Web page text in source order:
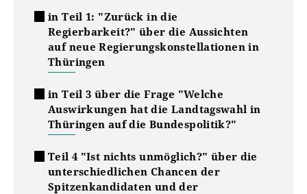
in Teil 1: "Zurück in die
Regierbarkeit?" über die Aussichten
auf neue Regierungskonstellationen in
Thüringen
in Teil 3 über die Frage "Welche
Auswirkungen hat die Landtagswahl in
Thüringen auf die Bundespolitik?"
Teil 4 "Ist nichts unmöglich?" über die
unterschiedlichen Chancen der
Spitzenkandidaten und der